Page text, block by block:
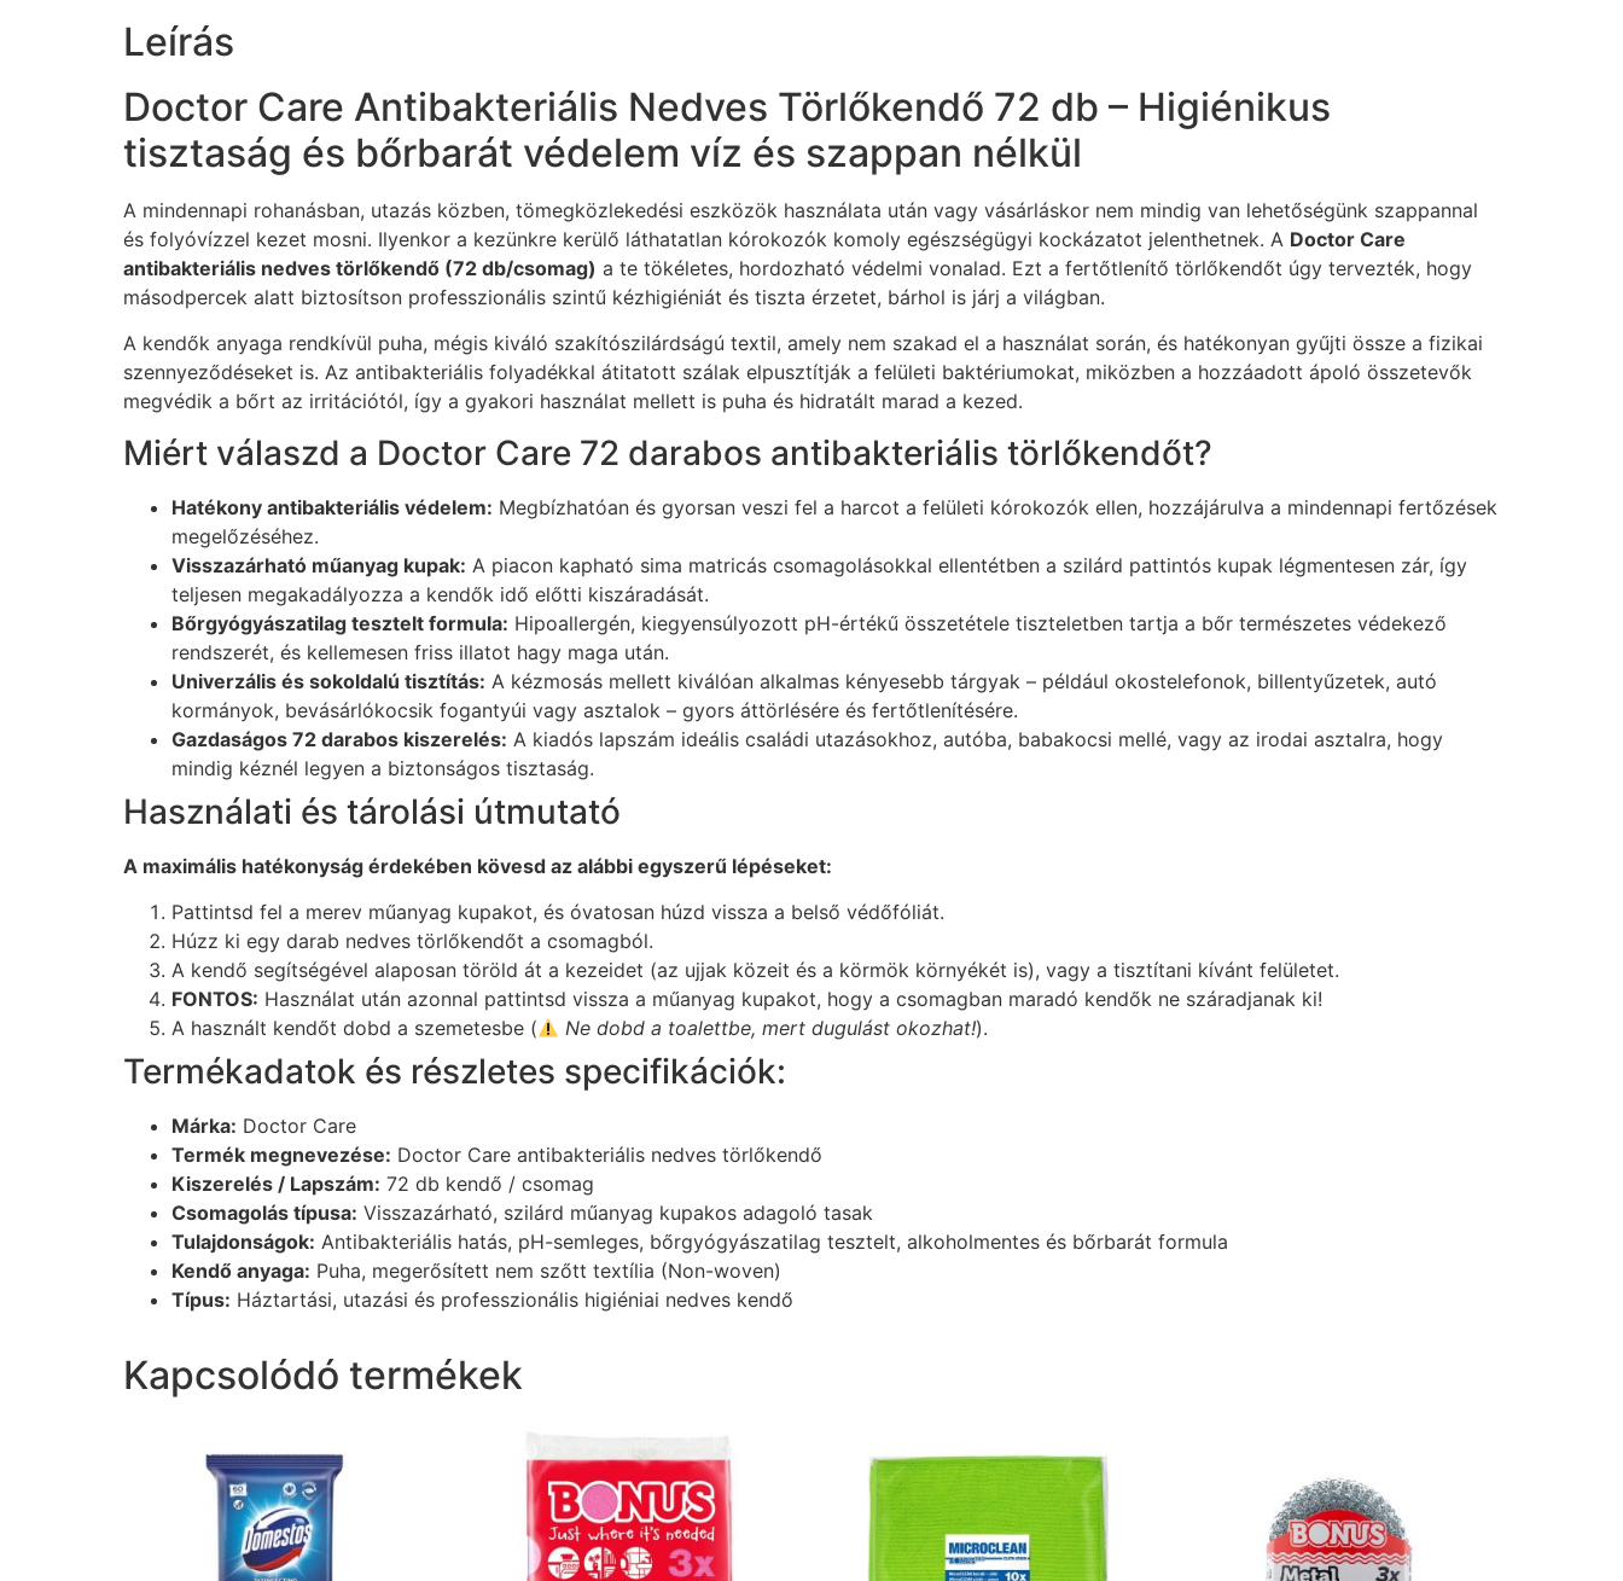
Leírás
Doctor Care Antibakteriális Nedves Törlőkendő 72 db – Higiénikus
tisztaság és bőrbarát védelem víz és szappan nélkül
A mindennapi rohanásban, utazás közben, tömegközlekedési eszközök használata után vagy vásárláskor nem mindig van lehetőségünk szappannal
és folyóvízzel kezet mosni. Ilyenkor a kezünkre kerülő láthatatlan kórokozók komoly egészségügyi kockázatot jelenthetnek. A Doctor Care
antibakteriális nedves törlőkendő (72 db/csomag) a te tökéletes, hordozható védelmi vonalad. Ezt a fertőtlenítő törlőkendőt úgy tervezték, hogy
másodpercek alatt biztosítson professzionális szintű kézhigiéniát és tiszta érzetet, bárhol is járj a világban.
A kendők anyaga rendkívül puha, mégis kiváló szakítószilárdságú textil, amely nem szakad el a használat során, és hatékonyan gyűjti össze a fizikai
szennyeződéseket is. Az antibakteriális folyadékkal átitatott szálak elpusztítják a felületi baktériumokat, miközben a hozzáadott ápoló összetevők
megvédik a bőrt az irritációtól, így a gyakori használat mellett is puha és hidratált marad a kezed.
Miért válaszd a Doctor Care 72 darabos antibakteriális törlőkendőt?
Hatékony antibakteriális védelem: Megbízhatóan és gyorsan veszi fel a harcot a felületi kórokozók ellen, hozzájárulva a mindennapi fertőzések
megelőzéséhez.
Visszazárható műanyag kupak: A piacon kapható sima matricás csomagolásokkal ellentétben a szilárd pattintós kupak légmentesen zár, így
teljesen megakadályozza a kendők idő előtti kiszáradását.
Bőrgyógyászatilag tesztelt formula: Hipoallergén, kiegyensúlyozott pH-értékű összetétele tiszteletben tartja a bőr természetes védekező
rendszerét, és kellemesen friss illatot hagy maga után.
Univerzális és sokoldalú tisztítás: A kézmosás mellett kiválóan alkalmas kényesebb tárgyak – például okostelefonok, billentyűzetek, autó
kormányok, bevásárlókocsik fogantyúi vagy asztalok – gyors áttörlésére és fertőtlenítésére.
Gazdaságos 72 darabos kiszerelés: A kiadós lapszám ideális családi utazásokhoz, autóba, babakocsi mellé, vagy az irodai asztalra, hogy
mindig kéznél legyen a biztonságos tisztaság.
Használati és tárolási útmutató
A maximális hatékonyság érdekében kövesd az alábbi egyszerű lépéseket:
Pattintsd fel a merev műanyag kupakot, és óvatosan húzd vissza a belső védőfóliát.
Húzz ki egy darab nedves törlőkendőt a csomagból.
A kendő segítségével alaposan töröld át a kezeidet (az ujjak közeit és a körmök környékét is), vagy a tisztítani kívánt felületet.
FONTOS: Használat után azonnal pattintsd vissza a műanyag kupakot, hogy a csomagban maradó kendők ne száradjanak ki!
A használt kendőt dobd a szemetesbe (
Ne dobd a toalettbe, mert dugulást okozhat!).
Termékadatok és részletes specifikációk:
Márka: Doctor Care
Termék megnevezése: Doctor Care antibakteriális nedves törlőkendő
Kiszerelés / Lapszám: 72 db kendő / csomag
Csomagolás típusa: Visszazárható, szilárd műanyag kupakos adagoló tasak
Tulajdonságok: Antibakteriális hatás, pH-semleges, bőrgyógyászatilag tesztelt, alkoholmentes és bőrbarát formula
Kendő anyaga: Puha, megerősített nem szőtt textília (Non-woven)
Típus: Háztartási, utazási és professzionális higiéniai nedves kendő
Kapcsolódó termékek